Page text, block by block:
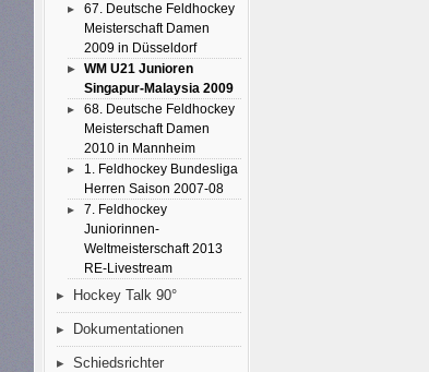
67. Deutsche Feldhockey
Meisterschaft Damen
2009 in Düsseldorf
WM U21 Junioren
Singapur-Malaysia 2009
68. Deutsche Feldhockey
Meisterschaft Damen
2010 in Mannheim
1. Feldhockey Bundesliga
Herren Saison 2007-08
7. Feldhockey
Juniorinnen-
Weltmeisterschaft 2013
RE-Livestream
Hockey Talk 90°
Dokumentationen
Schiedsrichter